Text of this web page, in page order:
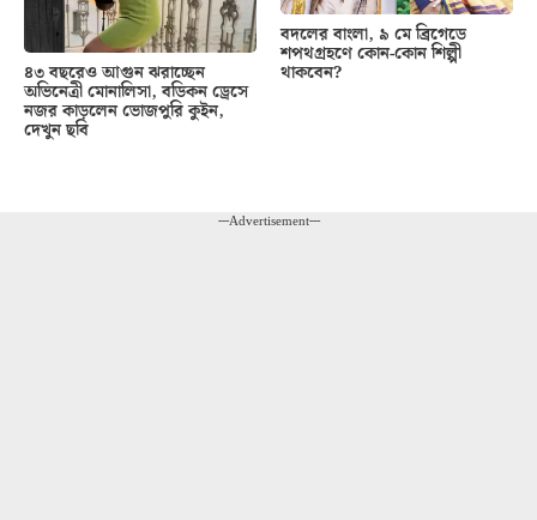
৪৩ বছরেও আগুন ঝরাচ্ছেন
অভিনেত্রী মোনালিসা, বডিকন ড্রেসে
নজর কাড়লেন ভোজপুরি কুইন,
দেখুন ছবি
বদলের বাংলা, ৯ মে ব্রিগেডে
শপথগ্রহণে কোন-কোন শিল্পী
থাকবেন?
---Advertisement---